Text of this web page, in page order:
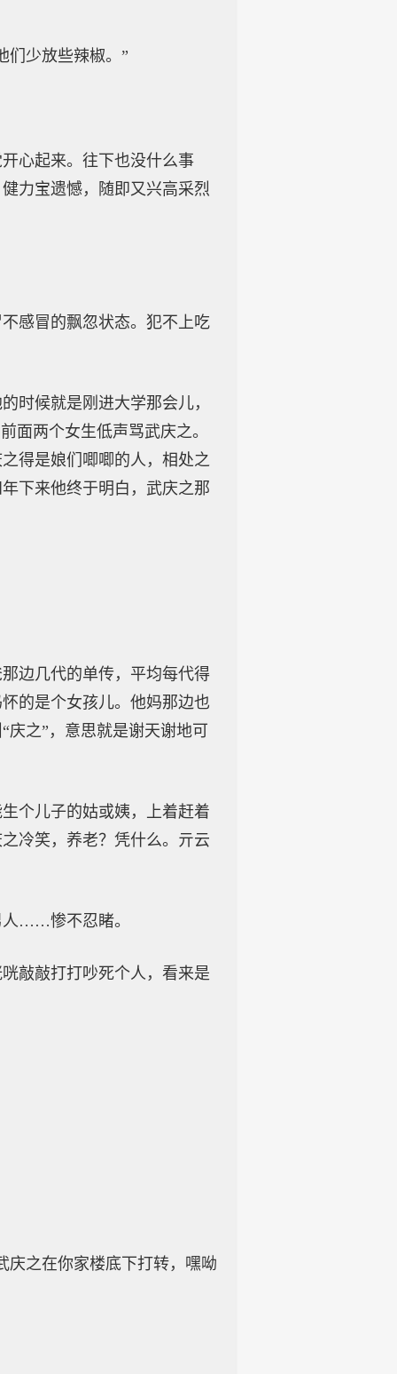
们少放些辣椒。”
心起来。往下也没什么事
力宝遗憾，随即又兴高采烈
感冒的飘忽状态。犯不上吃
时候就是刚进大学那会儿，
面两个女生低声骂武庆之。
得是娘们唧唧的人，相处之
下来他终于明白，武庆之那
边几代的单传，平均每代得
的是个女孩儿。他妈那边也
之”，意思就是谢天谢地可
个儿子的姑或姨，上着赶着
冷笑，养老？凭什么。亓云
人……惨不忍睹。
敲敲打打吵死个人，看来是
庆之在你家楼底下打转，嘿呦